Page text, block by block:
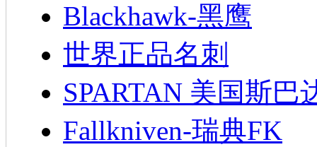
Blackhawk-黑鹰
世界正品名刺
SPARTAN 美国斯巴
Fallkniven-瑞典FK